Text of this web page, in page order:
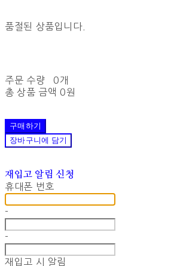
품절된 상품입니다.
주문 수량
0개
총 상품 금액 0원
구매하기
장바구니에 담기
재입고 알림 신청
휴대폰 번호
-
-
재입고 시 알림